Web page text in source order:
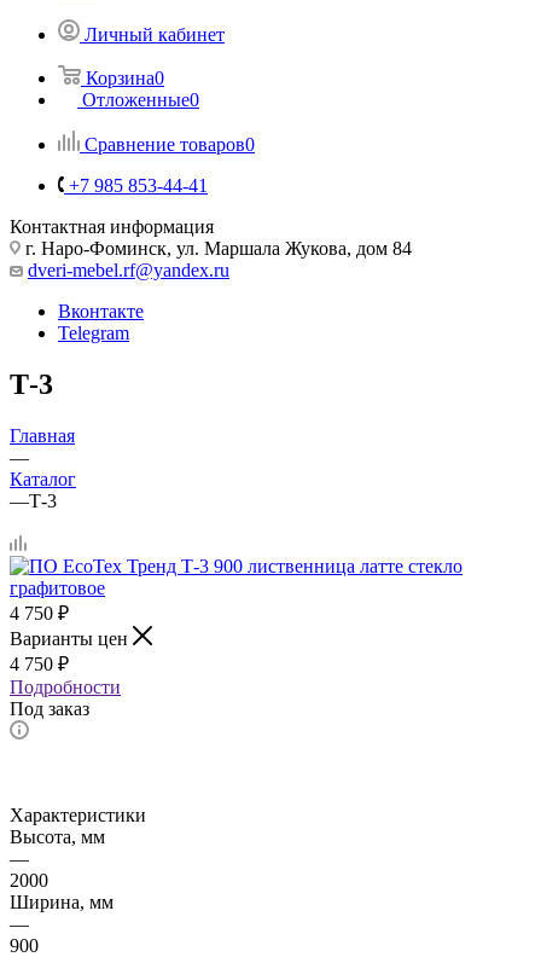
Личный кабинет
Корзина0
Отложенные0
Сравнение товаров0
+7 985 853-44-41
Контактная информация
г. Наро-Фоминск, ул. Маршала Жукова, дом 84
dveri-mebel.rf@yandex.ru
Вконтакте
Telegram
Т-3
Главная
—
Каталог
—Т-3
4 750 ₽
Варианты цен
4 750 ₽
Подробности
Под заказ
Характеристики
Высота, мм
—
2000
Ширина, мм
—
900